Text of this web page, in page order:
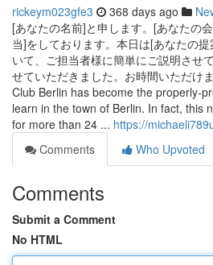
rickeym023gfe3 368 days ago
[あなたの名前]と申します。[あなたの
当]をしております。本日は[あなたの
いて、ご担当者様に簡単にご説明させ
せていただきました。お時間いただけ
Club Berlin has become the properly-
learn in the town of Berlin. In fact, this
for more than 24 ... https://
Comments
Who Upvoted
Comments
Submit a Comment
No HTML